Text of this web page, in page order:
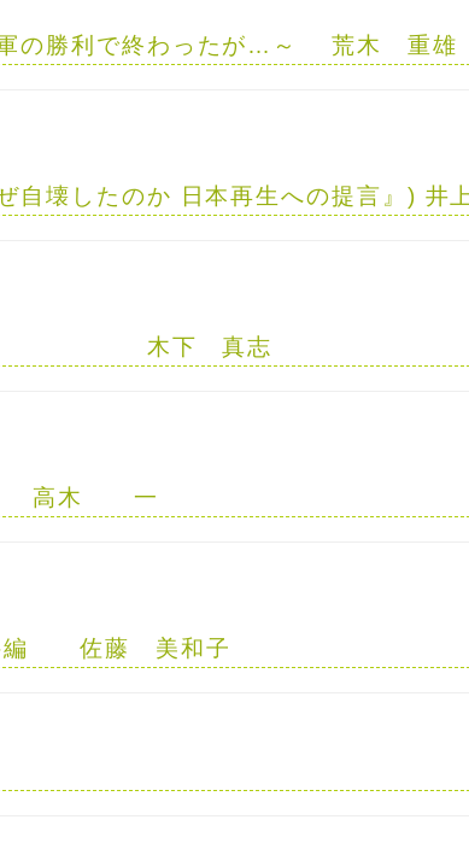
の勝利で終わったが…～ 荒木 重雄
自壊したのか 日本再生への提言』) 井
下 真志
木 一
佐藤 美和子